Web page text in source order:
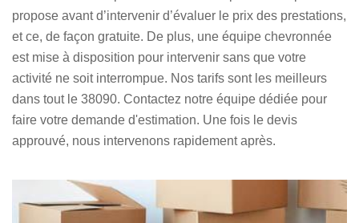
propose avant d’intervenir d’évaluer le prix des prestations,
et ce, de façon gratuite. De plus, une équipe chevronnée
est mise à disposition pour intervenir sans que votre
activité ne soit interrompue. Nos tarifs sont les meilleurs
dans tout le 38090. Contactez notre équipe dédiée pour
faire votre demande d'estimation. Une fois le devis
approuvé, nous intervenons rapidement après.